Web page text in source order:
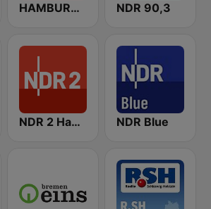
HAMBURG ZWEI NDR 90,3
NDR 2 Hamburg NDR Blue